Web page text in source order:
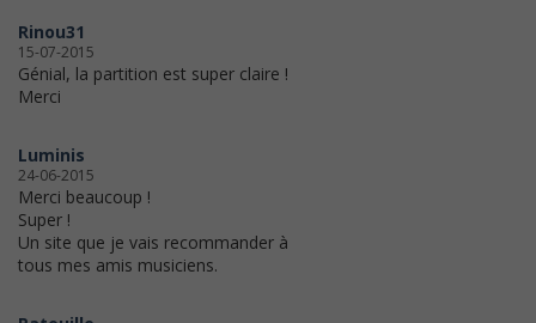
Rinou31
15-07-2015
Génial, la partition est super claire !
Merci
Luminis
24-06-2015
Merci beaucoup !
Super !
Un site que je vais recommander à
tous mes amis musiciens.